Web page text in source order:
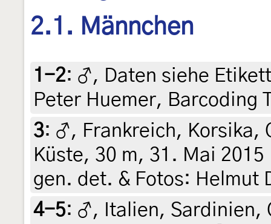
2.1. Männchen
1-2: ♂, Daten siehe
Peter Huemer, Barcoding
3: ♂, Frankreich, Korsika,
Küste, 30 m, 31. Mai
gen. det. & Fotos: Helmut
4-5: ♂, Italien, Sardinien,